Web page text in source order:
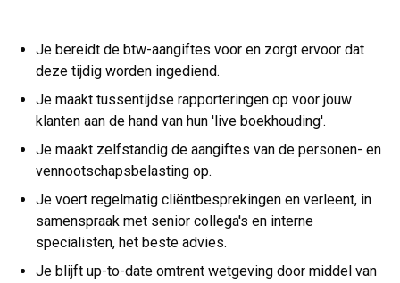
Je bereidt de btw-aangiftes voor en zorgt ervoor dat
deze tijdig worden ingediend.
Je maakt tussentijdse rapporteringen op voor jouw
klanten aan de hand van hun 'live boekhouding'.
Je maakt zelfstandig de aangiftes van de personen- en
vennootschapsbelasting op.
Je voert regelmatig cliëntbesprekingen en verleent, in
samenspraak met senior collega's en interne
specialisten, het beste advies.
Je blijft up-to-date omtrent wetgeving door middel van